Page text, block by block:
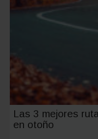
Las 3 mejores
en otoño